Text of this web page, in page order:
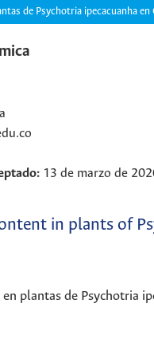
de Psychotria ipecacuanha en